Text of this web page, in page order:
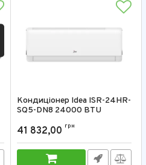
Кондиціонер Idea ISR-24HR-
SQ5-DN8 24000 BTU
41 832,00 грн